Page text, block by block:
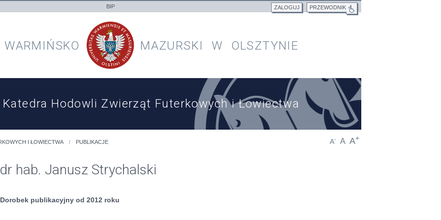
BIP PRZEWODNIK
ZALOGUJ
WARMIŃSKO MAZURSKI W OLSZTYNIE
Katedra Hodowli Zwierząt Futerkowych i Łowiectwa
A- A A+
I ŁOWIECTWA PUBLIKACJE
dr hab. Janusz Strychalski
Dorobek publikacyjny od 2012 roku